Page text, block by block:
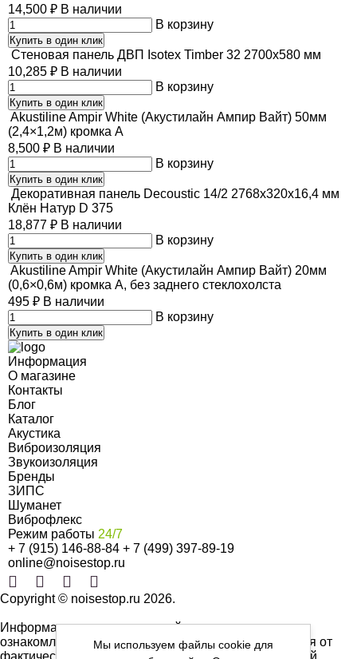
14,500 ₽ В наличии
В корзину
Купить в один клик
Стеновая панель ДВП Isotex Timber 32 2700х580 мм
10,285 ₽ В наличии
В корзину
Купить в один клик
Akustiline Ampir White (Акустилайн Ампир Вайт) 50мм
(2,4×1,2м) кромка А
8,500 ₽ В наличии
В корзину
Купить в один клик
Декоративная панель Decoustic 14/2 2768x320x16,4 мм
Клён Натур D 375
18,877 ₽ В наличии
В корзину
Купить в один клик
Akustiline Ampir White (Акустилайн Ампир Вайт) 20мм
(0,6×0,6м) кромка А, без заднего стеклохолста
495 ₽ В наличии
В корзину
Купить в один клик
Информация
О магазине
Контакты
Блог
Каталог
Акустика
Виброизоляция
Звукоизоляция
Бренды
ЗИПС
Шуманет
Виброфлекс
Режим работы 24/7
+ 7 (915) 146-88-84 + 7 (499) 397-89-19
online@noisestop.ru
Copyright © noisestop.ru 2026.
Информация о товарах на сайте приведена в целях
ознакомленияя. Фотографии, цвета могут отличаться от
фактических характеристик и не являются публичной
Мы используем файлы cookie для